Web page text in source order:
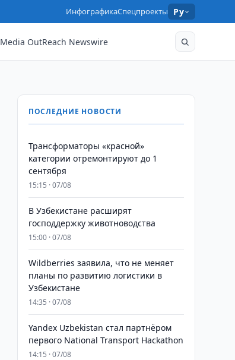
ИнфографикаСпецпроекты Ру
Media OutReach Newswire
ПОСЛЕДНИЕ НОВОСТИ
Трансформаторы «красной»
категории отремонтируют до 1
сентября
15:15 · 07/08
В Узбекистане расширят
господдержку животноводства
15:00 · 07/08
Wildberries заявила, что не меняет
планы по развитию логистики в
Узбекистане
14:35 · 07/08
Yandex Uzbekistan стал партнёром
первого National Transport Hackathon
14:15 · 07/08